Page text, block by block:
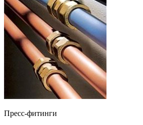
Пресс-фитинги